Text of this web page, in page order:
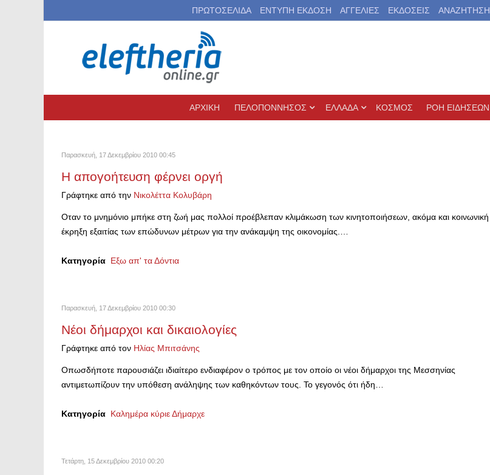
ΠΡΩΤΟΣΕΛΙΔΑ ΕΝΤΥΠΗ ΕΚΔΟΣΗ ΑΓΓΕΛΙΕΣ ΕΚΔΟΣΕΙΣ ΑΝΑΖΗΤΗΣΗ
ΑΡΧΙΚΗ ΠΕΛΟΠΟΝΝΗΣΟΣ ΕΛΛΑΔΑ ΚΟΣΜΟΣ ΡΟΗ ΕΙΔΗΣΕΩΝ
Παρασκευή, 17 Δεκεμβρίου 2010 00:45
Η απογοήτευση φέρνει οργή
Γράφτηκε από την Νικολέττα Κολυβάρη
Οταν το μνημόνιο μπήκε στη ζωή μας πολλοί προέβλεπαν κλιμάκωση των κινητοποιήσεων, ακόμα και κοινωνική
έκρηξη εξαιτίας των επώδυνων μέτρων για την ανάκαμψη της οικονομίας.…
Κατηγορία Εξω απ' τα Δόντια
Παρασκευή, 17 Δεκεμβρίου 2010 00:30
Νέοι δήμαρχοι και δικαιολογίες
Γράφτηκε από τον Ηλίας Μπιτσάνης
Οπωσδήποτε παρουσιάζει ιδιαίτερο ενδιαφέρον ο τρόπος με τον οποίο οι νέοι δήμαρχοι της Μεσσηνίας
αντιμετωπίζουν την υπόθεση ανάληψης των καθηκόντων τους. Το γεγονός ότι ήδη…
Κατηγορία Καλημέρα κύριε Δήμαρχε
Τετάρτη, 15 Δεκεμβρίου 2010 00:20